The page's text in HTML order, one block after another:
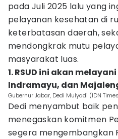
pada Juli 2025 lalu yang
pelayanan kesehatan di
keterbatasan daerah,
mendongkrak mutu
masyarakat luas.
1. RSUD ini akan
Indramayu, dan
Gubernur Jabar, Dedi Mulyadi (IDN
Dedi menyambut baik
menegaskan komitmen
segera mengembangkan